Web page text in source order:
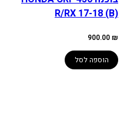
R/RX 17-18 (B)
900.00₪
הוספה לסל